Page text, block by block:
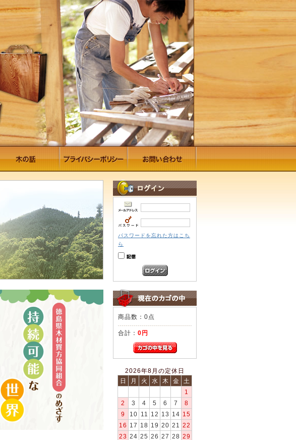
パスワードを忘れた方はこち
ら
商品数：0点
合計： 0円
2026年8月の定休日
日
月 火 水 木 金
土
1
2
3 4 5 6 7
8
9
10 11 12 13 14 15
16
17 18 19 20 21
22
23 24 25 26 27 28 29